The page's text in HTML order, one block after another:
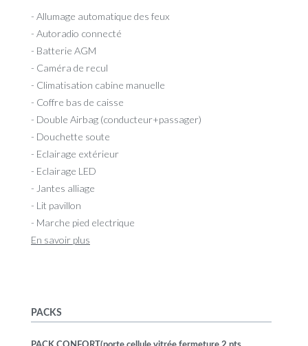
- Allumage automatique des feux
- Autoradio connecté
- Batterie AGM
- Caméra de recul
- Climatisation cabine manuelle
- Coffre bas de caisse
- Double Airbag (conducteur+passager)
- Douchette soute
- Eclairage extérieur
- Eclairage LED
- Jantes alliage
- Lit pavillon
- Marche pied electrique
En savoir plus
PACKS